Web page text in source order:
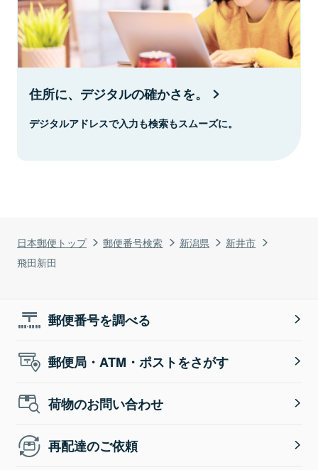
日本郵便トップ 郵便番号検索 新潟県
新井市
飛田新田
住所に、デジタルの確かさを。
デジタルアドレスで入力も検索もスムーズに。
郵便番号を調べる
郵便局・ATM・ポストをさがす
荷物のお問い合わせ
再配達のご依頼